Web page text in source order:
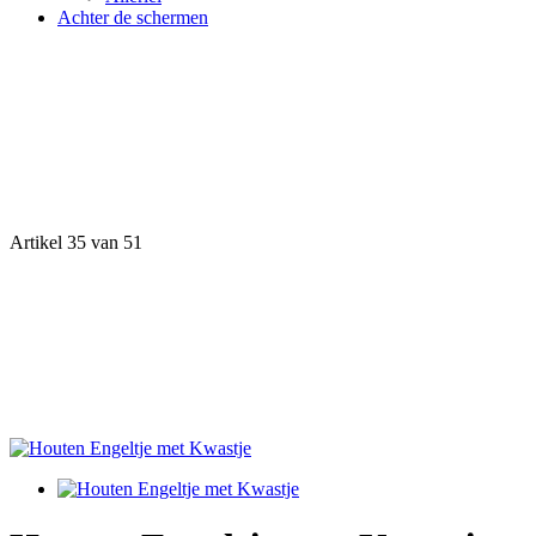
Achter de schermen
Artikel 35 van 51